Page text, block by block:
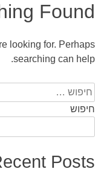
Found
looking for. Perhaps
searching can help.
חיפוש:
חיפוש
Posts